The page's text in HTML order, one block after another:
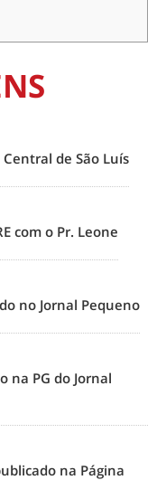
de São Luís
com o Pr. Leone
no Jornal Pequeno
na PG do Jornal
na Página